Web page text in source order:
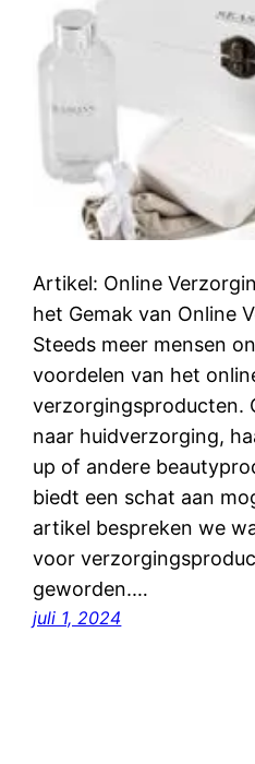
Artikel: Online
het Gemak van Online
Steeds meer mensen
voordelen van het
verzorgingsproducten.
naar huidverzorging,
up of andere
biedt een schat aan
artikel bespreken we
voor
geworden.…
juli 1, 2024